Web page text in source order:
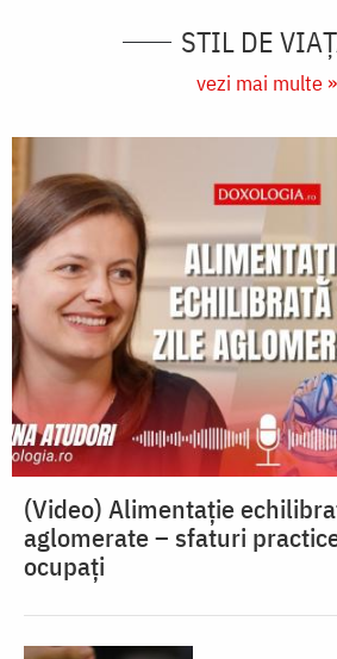
STIL DE
vezi mai multe »
(Video) Alimentație
aglomerate – sfaturi
ocupați